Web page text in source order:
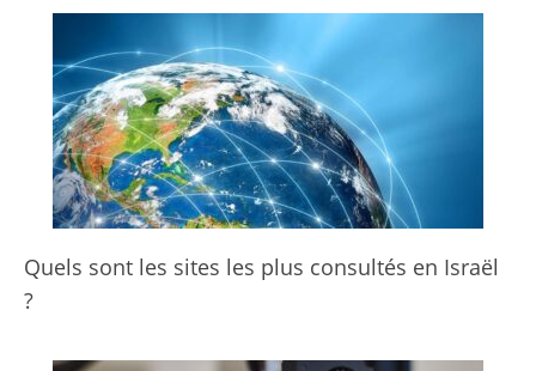
Quels sont les sites les plus consultés en Israël
?